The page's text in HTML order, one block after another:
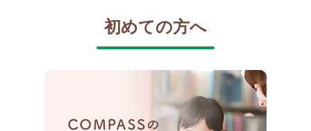
初めての方へ